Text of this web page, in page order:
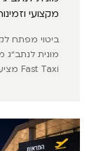
מקצועי וזמינות 24/6
ביטוי מפתח
מונית לנתב״ג
Fast Taxi מציעה...